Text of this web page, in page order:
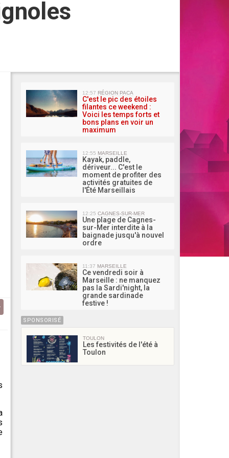
12:57 RÉGION PACA
C'est le pic des étoiles
filantes ce weekend :
Voici les temps forts et
bons plans en voir un
maximum
12:55 MARSEILLE
Kayak, paddle,
dériveur... C'est le
moment de profiter des
activités gratuites de
l'Été Marseillais
12:25 CAGNES-SUR-MER
Une plage de Cagnes-
sur-Mer interdite à la
baignade jusqu'à nouvel
ordre
11:37 MARSEILLE
Ce vendredi soir à
Marseille : ne manquez
pas la Sardi'night, la
grande sardinade
festive !
SPONSORISÉ
TOULON
Les festivités de l'été à
Toulon